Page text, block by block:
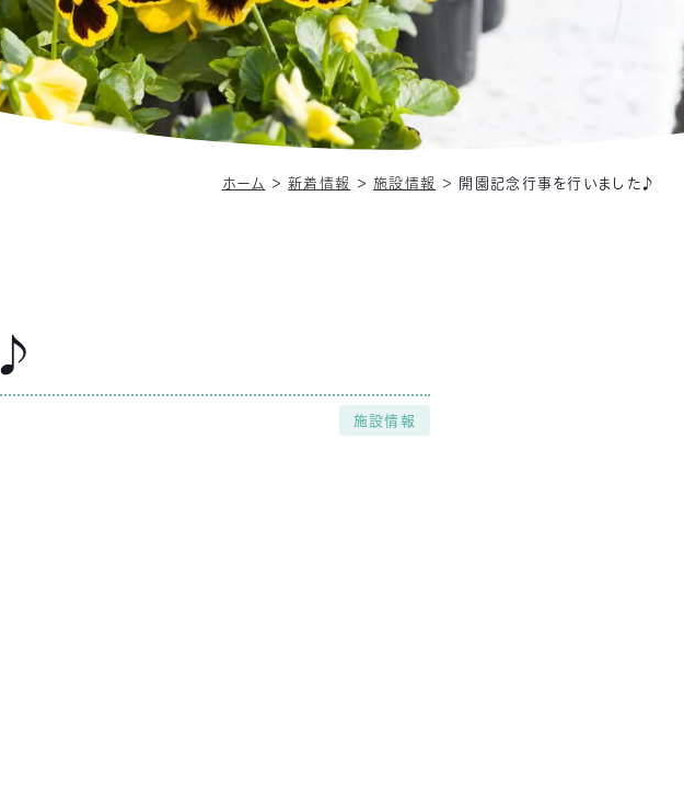
ホーム ＞新着情報 ＞施設情報 ＞ 開園記念行事を行いました♪
施設情報